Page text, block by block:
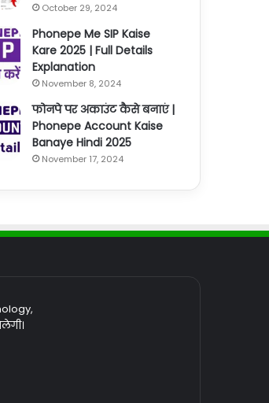
October 29, 2024
Phonepe Me SIP Kaise
Kare 2025 | Full Details
Explanation
November 8, 2024
फोनपे पर अकाउंट कैसे बनाएं |
Phonepe Account Kaise
Banaye Hindi 2025
November 17, 2024